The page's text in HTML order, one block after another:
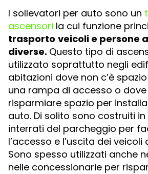
I sollevatori per auto sono un
ascensori la cui funzione
trasporto veicoli e persone
diverse. Questo tipo di
utilizzato soprattutto negli
abitazioni dove non c’è
una rampa di accesso o
risparmiare spazio per
auto. Di solito sono costruiti
interrati del parcheggio per
l’accesso e l’uscita dei veicoli
Sono spesso utilizzati anche
nelle concessionarie per